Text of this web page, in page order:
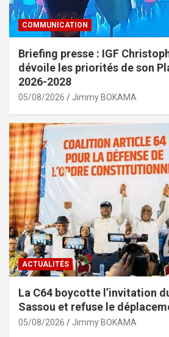
COMMUNICATION
Briefing presse : IGF
dévoile les priorités de son
2026-2028
05/08/2026 Jimmy BOKAMA
ACTUALITÉS
La C64 boycotte l’invitation
Sassou et refuse le
05/08/2026 Jimmy BOKAMA